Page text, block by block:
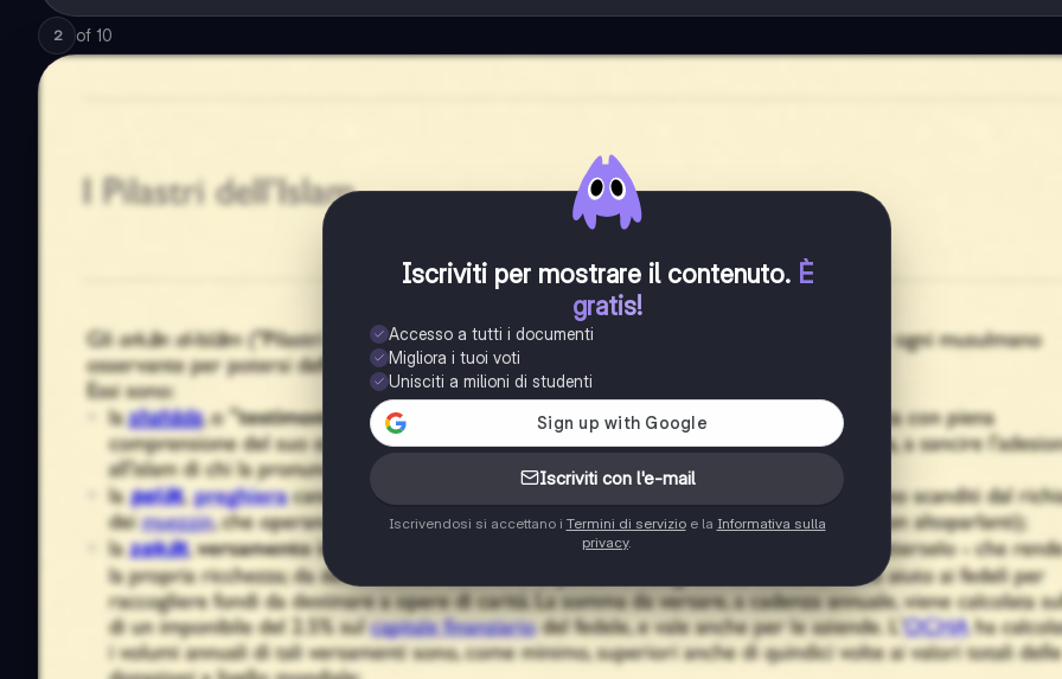
2 of 10
Iscriviti per mostrare il contenuto. È
gratis!
Accesso a tutti i documenti
Migliora i tuoi voti
Unisciti a milioni di studenti
Iscriviti con l'e-mail
Iscrivendosi si accettano i Termini di servizioe la Informativa sulla
privacy.